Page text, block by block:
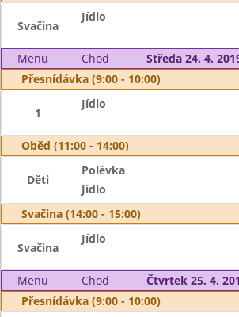
Svačina
Jídlo
Menu Chod
Středa 24. 4.
Přesnídávka (9:00 - 10:00)
1
Jídlo
Oběd (11:00 - 14:00)
Děti
Polévka
Jídlo
Svačina (14:00 - 15:00)
Svačina
Jídlo
Menu Chod
Čtvrtek 25. 4.
Přesnídávka (9:00 - 10:00)